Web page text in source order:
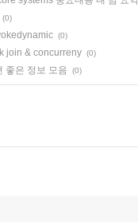
(0)
(0)
join & concurreny (0)
좋은 정보 모음 (0)